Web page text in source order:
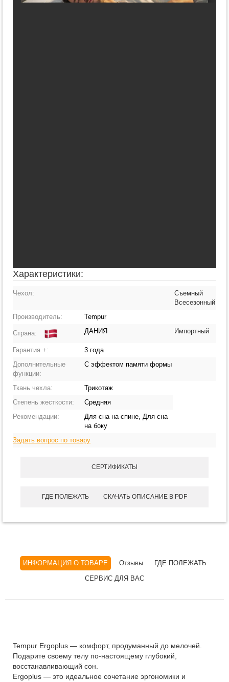
Характеристики:
Чехол:
Съемный
Всесезонный
Производитель:
Tempur
Страна: ДАНИЯ Импортный
Гарантия +:
3 года
Дополнительные
функции:
С эффектом памяти формы
Ткань чехла:
Трикотаж
Степень жесткости:
Средняя
Рекомендации:
Для сна на спине, Для сна
на боку
Задать вопрос по товару
СЕРТИФИКАТЫ
ГДЕ ПОЛЕЖАТЬ СКАЧАТЬ ОПИСАНИЕ В PDF
ИНФОРМАЦИЯ О ТОВАРЕ Отзывы
ГДЕ ПОЛЕЖАТЬ
СЕРВИС ДЛЯ ВАС
Tempur Ergoplus — комфорт, продуманный до мелочей.
Подарите своему телу по-настоящему глубокий,
восстанавливающий сон.
Ergoplus — это идеальное сочетание эргономики и